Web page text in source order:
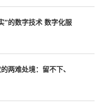
”的数字技术 数字化服
两难处境：留不下、